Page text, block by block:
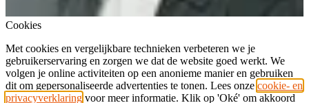
Cookies
Met cookies en vergelijkbare technieken verbeteren we je
gebruikerservaring en zorgen we dat de website goed werkt. We
volgen je online activiteiten op een anonieme manier en gebruiken
dit om gepersonaliseerde advertenties te tonen. Lees onze cookie- en
privacyverklaring voor meer informatie. Klik op 'Oké' om akkoord